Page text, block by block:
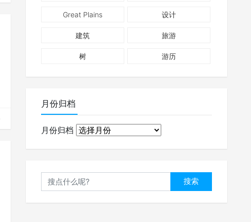
Great Plains 设计
建筑 旅游
树 游历
月份归档
月份归档
搜索